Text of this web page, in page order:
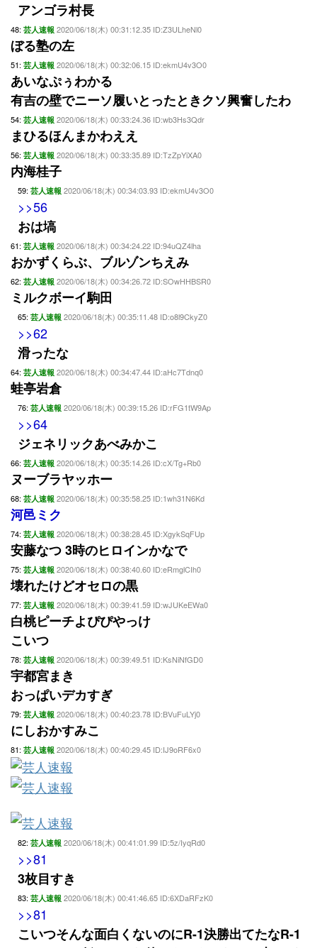
アンゴラ村長
48: 芸人速報 2020/06/18(木) 00:31:12.35 ID:Z3ULheNl0
ぼる塾の左
51: 芸人速報 2020/06/18(木) 00:32:06.15 ID:ekmU4v3O0
あいなぷぅわかる
有吉の壁でニーソ履いとったときクソ興奮したわ
54: 芸人速報 2020/06/18(木) 00:33:24.36 ID:wb3Hs3Qdr
まひるほんまかわええ
56: 芸人速報 2020/06/18(木) 00:33:35.89 ID:TzZpYiXA0
内海桂子
59: 芸人速報 2020/06/18(木) 00:34:03.93 ID:ekmU4v3O0
>>56
おは塙
61: 芸人速報 2020/06/18(木) 00:34:24.22 ID:94uQZ4lha
おかずくらぶ、ブルゾンちえみ
62: 芸人速報 2020/06/18(木) 00:34:26.72 ID:SOwHHBSR0
ミルクボーイ駒田
65: 芸人速報 2020/06/18(木) 00:35:11.48 ID:o8l9CkyZ0
>>62
滑ったな
64: 芸人速報 2020/06/18(木) 00:34:47.44 ID:aHc7Tdnq0
蛙亭岩倉
76: 芸人速報 2020/06/18(木) 00:39:15.26 ID:rFG1tW9Ap
>>64
ジェネリックあべみかこ
66: 芸人速報 2020/06/18(木) 00:35:14.26 ID:cX/Tg+Rb0
ヌーブラヤッホー
68: 芸人速報 2020/06/18(木) 00:35:58.25 ID:1wh31N6Kd
河邑ミク
74: 芸人速報 2020/06/18(木) 00:38:28.45 ID:XgykSqFUp
安藤なつ 3時のヒロインかなで
75: 芸人速報 2020/06/18(木) 00:38:40.60 ID:eRmglCIh0
壊れたけどオセロの黒
77: 芸人速報 2020/06/18(木) 00:39:41.59 ID:wJUKeEWa0
白桃ピーチよぴぴやっけ
こいつ
78: 芸人速報 2020/06/18(木) 00:39:49.51 ID:KsNiNfGD0
宇都宮まき
おっぱいデカすぎ
79: 芸人速報 2020/06/18(木) 00:40:23.78 ID:BVuFuLYj0
にしおかすみこ
81: 芸人速報 2020/06/18(木) 00:40:29.45 ID:IJ9oRF6x0
82: 芸人速報 2020/06/18(木) 00:41:01.99 ID:5z/IyqRd0
>>81
3枚目すき
83: 芸人速報 2020/06/18(木) 00:41:46.65 ID:6XDaRFzK0
>>81
こいつそんな面白くないのにR-1決勝出てたなR-1